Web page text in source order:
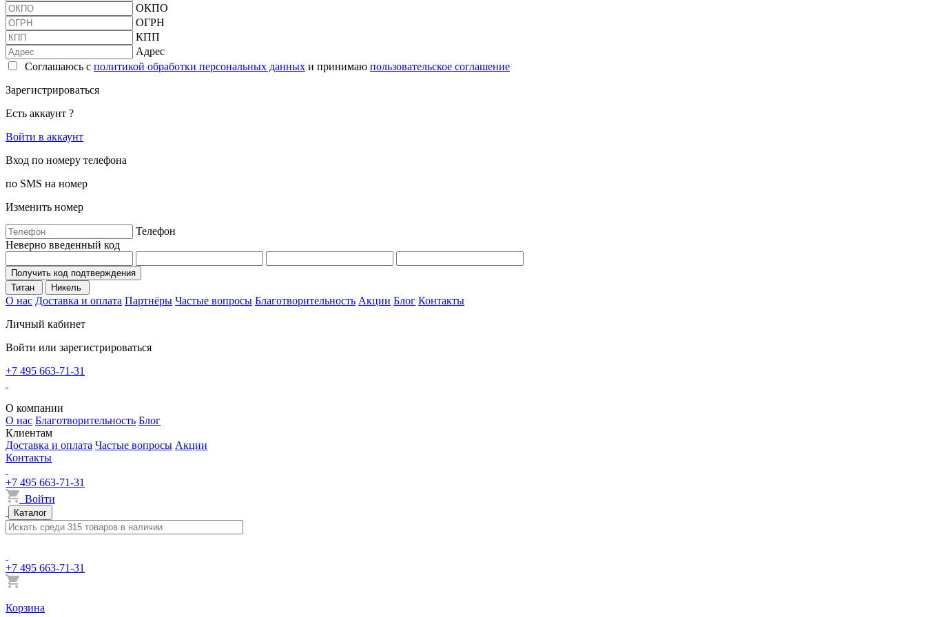
ОКПО
ОГРН
КПП
Адрес
Соглашаюсь с политикой обработки персональных данных и принимаю пользовательское соглашение
Зарегистрироваться
Есть аккаунт ?
Войти в аккаунт
Вход по номеру телефона
по SMS на номер
Изменить номер
Телефон
Неверно введенный код
Получить код подтверждения
Титан
Никель
О нас Доставка и оплата Партнёры Частые вопросы Благотворительность Акции Блог Контакты
Личный кабинет
Войти или зарегистрироваться
+7 495 663-71-31
О компании
О нас Благотворительность Блог
Клиентам
Доставка и оплата Частые вопросы Акции
Контакты
+7 495 663-71-31
Войти
Каталог
+7 495 663-71-31
Корзина